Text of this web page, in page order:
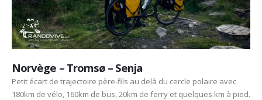
Norvège – Tromsø – Senja
Petit écart de trajectoire père-fils au delà du cercle polaire avec
180km de vélo, 160km de bus, 20km de ferry et quelques km à pied.